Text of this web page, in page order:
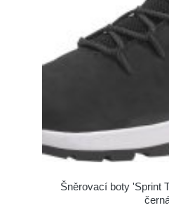
Šněrovací boty 'Sprint